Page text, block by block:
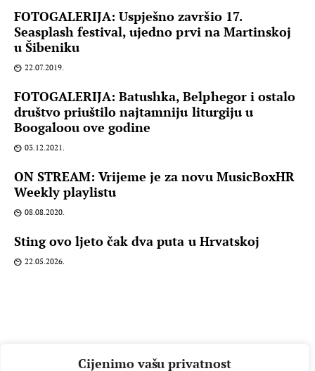
Cijenimo vašu privatnost
FOTOGALERIJA: Uspješno završio 17.
Seasplash festival, ujedno prvi na Martinskoj
u Šibeniku
22.07.2019.
FOTOGALERIJA: Batushka, Belphegor i ostalo
društvo priuštilo najtamniju liturgiju u
Boogaloou ove godine
03.12.2021.
ON STREAM: Vrijeme je za novu MusicBoxHR
Weekly playlistu
08.08.2020.
Sting ovo ljeto čak dva puta u Hrvatskoj
22.05.2026.